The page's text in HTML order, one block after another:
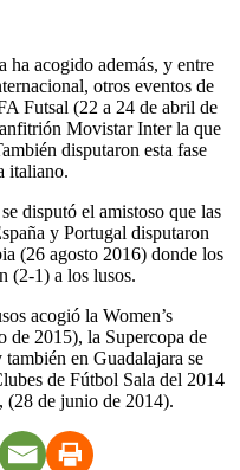
ha acogido además, y entre
otros eventos de
Futsal (22 a 24 de abril de
Movistar Inter la que
disputaron esta fase
italiano.
disputó el amistoso que las
y Portugal disputaron
(26 agosto 2016) donde los
(2-1) a los lusos.
acogió la Women’s
2015), la Supercopa de
en Guadalajara se
de Fútbol Sala del 2014
(28 de junio de 2014).